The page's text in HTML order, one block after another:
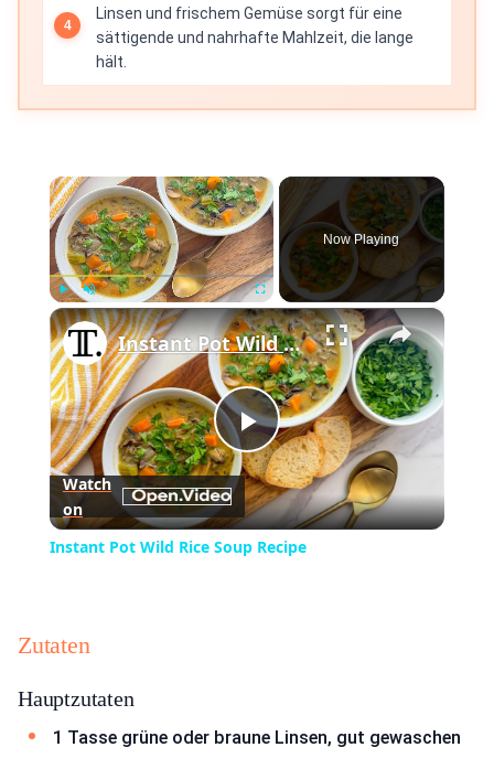
Linsen und frischem Gemüse sorgt für eine
sättigende und nahrhafte Mahlzeit, die lange
hält.
×
Play Unmute Fullscreen
Now Playing
×
Play
Video
Instant Pot Wild Rice Soup Recipe
Watch
on
Instant Pot Wild Rice Soup Recipe
Zutaten
Hauptzutaten
1 Tasse grüne oder braune Linsen, gut gewaschen